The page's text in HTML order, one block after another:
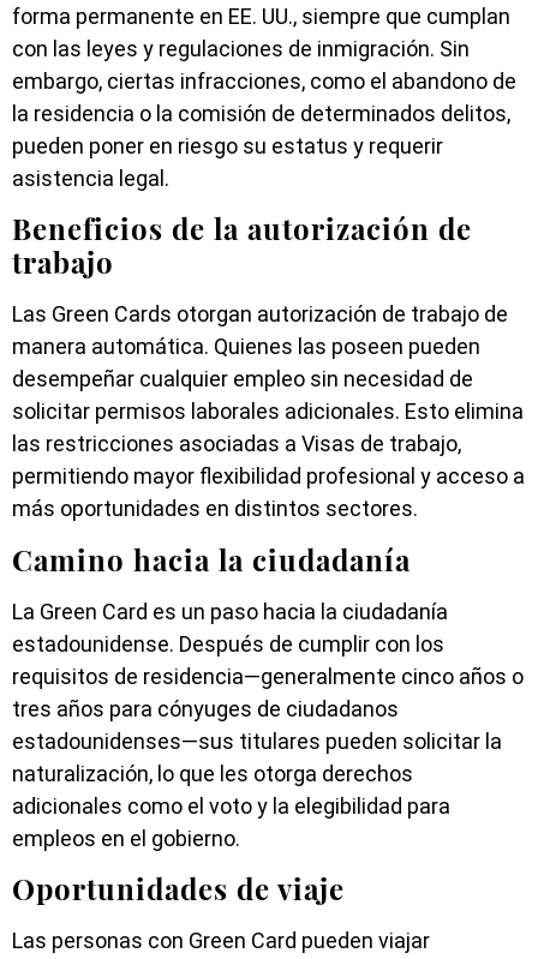
forma permanente en EE. UU., siempre que cumplan
con las leyes y regulaciones de inmigración. Sin
embargo, ciertas infracciones, como el abandono de
la residencia o la comisión de determinados delitos,
pueden poner en riesgo su estatus y requerir
asistencia legal.
Beneficios de la autorización de
trabajo
Las Green Cards otorgan autorización de trabajo de
manera automática. Quienes las poseen pueden
desempeñar cualquier empleo sin necesidad de
solicitar permisos laborales adicionales. Esto elimina
las restricciones asociadas a Visas de trabajo,
permitiendo mayor flexibilidad profesional y acceso a
más oportunidades en distintos sectores.
Camino hacia la ciudadanía
La Green Card es un paso hacia la ciudadanía
estadounidense. Después de cumplir con los
requisitos de residencia—generalmente cinco años o
tres años para cónyuges de ciudadanos
estadounidenses—sus titulares pueden solicitar la
naturalización, lo que les otorga derechos
adicionales como el voto y la elegibilidad para
empleos en el gobierno.
Oportunidades de viaje
Las personas con Green Card pueden viajar